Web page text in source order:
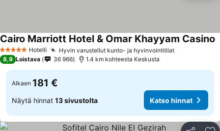
5 Tähtiluokitus
Hotelli Hyvin varustellut kunto- ja hyvinvointitilat
Cairo Marriott Hotel & Omar Khayyam Casino
8,9 Loistava 36 966 1.4 km kohteesta Keskusta
Alkaen 181 €
Näytä hinnat 13 sivustolta Katso hinnat